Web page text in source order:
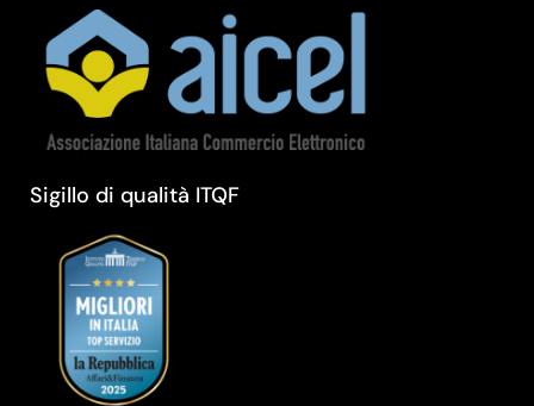
Sigillo di qualità ITQF